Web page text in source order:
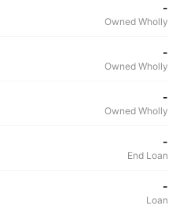
-
Owned Wholly
-
Owned Wholly
-
Owned Wholly
-
End Loan
-
Loan